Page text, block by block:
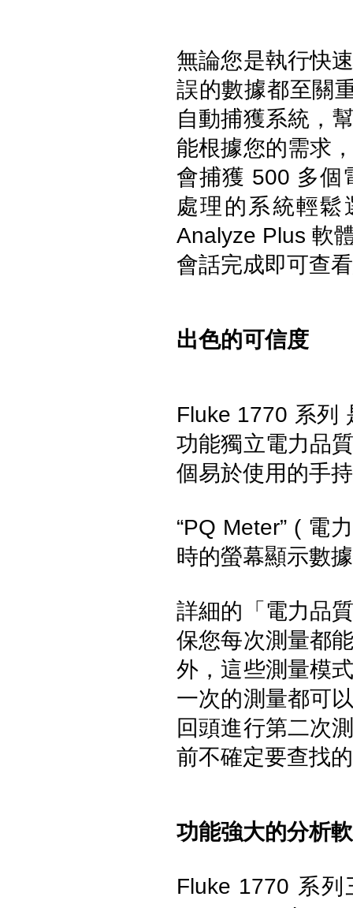
無論您是執行快
誤的數據都至關
自動捕獲系統，
能根據您的需求
會捕獲 500 多個
處理的系統輕
Analyze Plus 軟
會話完成即可查
出色的可信度
Fluke 1770 系列
功能獨立電力品
個易於使用的手
“PQ Meter” ( 電
時的螢幕顯示數
詳細的「電力品
保您每次測量都
外，這些測量模
一次的測量都可
回頭進行第二次
前不確定要查找
功能強大的分析
Fluke 1770 系